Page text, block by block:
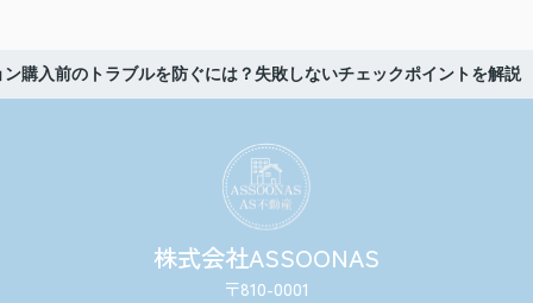
購入前のトラブルを防ぐには？失敗しないチェックポイントを解説
株式会社ASSOONAS
〒810-0001